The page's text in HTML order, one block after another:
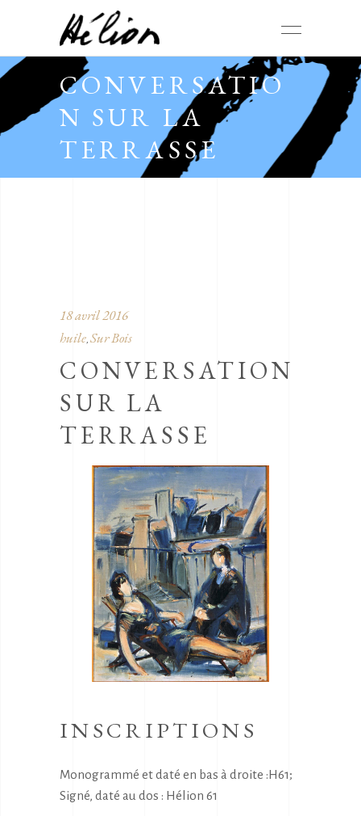
CONVERSATIO
N SUR LA
TERRASSE
18 avril 2016
huile, Sur Bois
CONVERSATION
SUR LA
TERRASSE
INSCRIPTIONS
Monogrammé et daté en bas à droite :H61;
Signé, daté au dos : Hélion 61